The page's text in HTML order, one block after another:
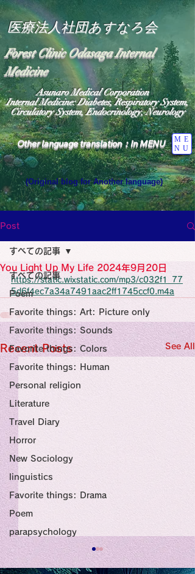
医療法人社団あすなろ会
Forest Clinic Odasaga Internal
Medicine
Other language translation：In MENU
ME
NU
Asunaro Medical Corporation
Internal Medicine: Diabetes, Respiratory System,
Circulatory System, Endocrinology, Neurology
(Original blog for Another language)
Heavens: Beyond the Universe: The World
the God of Light Resides"
Medicine Specialist
Specialist
Wide Blog
Medicine
Religion
Post
すべての記事
Poem
Favorite things: Art: Picture only
Favorite things: Sounds
Favorite things: Colors
Favorite things: Human
Personal religion
Literature
Travel Diary
Horror
New Sociology
linguistics
Favorite things: Drama
Poem
parapsychology
すべての記事
You Light Up My Life 2024年9月20日
https://static.wixstatic.com/mp3/c032f1_77
5d6f4ec7a34a7491aac2ff1745ccf0.m4a
Recent Posts See All
私の能力を、大幅に加速